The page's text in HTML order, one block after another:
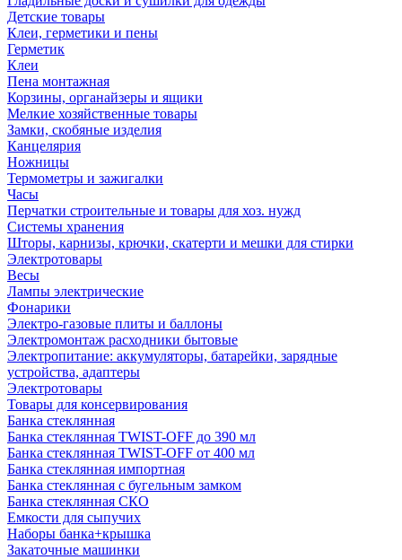
Детские товары
Клеи, герметики и пены
Герметик
Клеи
Пена монтажная
Корзины, органайзеры и ящики
Мелкие хозяйственные товары
Замки, скобяные изделия
Канцелярия
Ножницы
Термометры и зажигалки
Часы
Перчатки строительные и товары для хоз. нужд
Системы хранения
Шторы, карнизы, крючки, скатерти и мешки для стирки
Электротовары
Весы
Лампы электрические
Фонарики
Электро-газовые плиты и баллоны
Электромонтаж расходники бытовые
Электропитание: аккумуляторы, батарейки, зарядные
устройства, адаптеры
Электротовары
Товары для консервирования
Банка стеклянная
Банка стеклянная TWIST-OFF до 390 мл
Банка стеклянная TWIST-OFF от 400 мл
Банка стеклянная импортная
Банка стеклянная с бугельным замком
Банка стеклянная СКО
Емкости для сыпучих
Наборы банка+крышка
Закаточные машинки